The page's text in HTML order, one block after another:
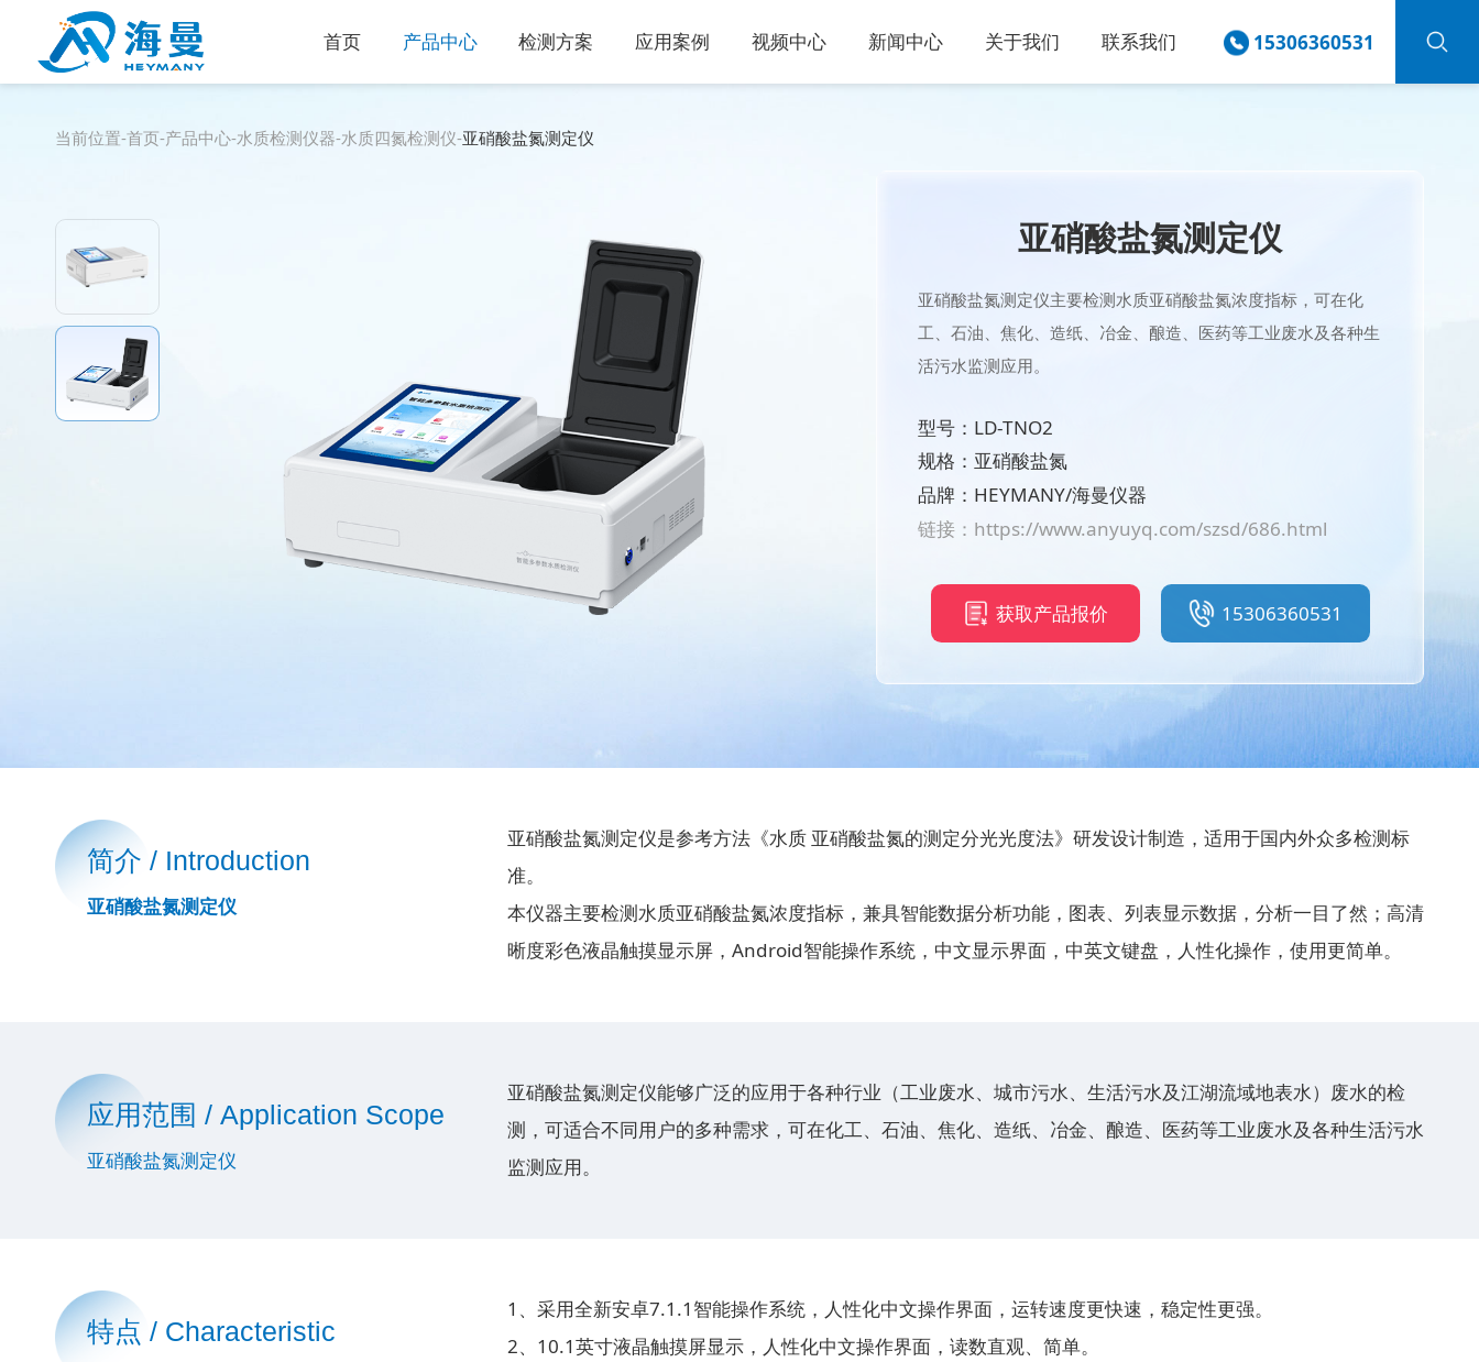
首页 产品中心 检测方案 应用案例 视频中心 新闻中心 关于我们 联系我们 15306360531
当前位置-首页-产品中心-水质检测仪器-水质四氮检测仪-亚硝酸盐氮测定仪
亚硝酸盐氮测定仪
亚硝酸盐氮测定仪主要检测水质亚硝酸盐氮浓度指标，可在化
工、石油、焦化、造纸、冶金、酿造、医药等工业废水及各种生
活污水监测应用。
型号：LD-TNO2
规格：亚硝酸盐氮
品牌：HEYMANY/海曼仪器
链接： https://www.anyuyq.com/szsd/686.html
获取产品报价 15306360531
简介 / Introduction
亚硝酸盐氮测定仪
亚硝酸盐氮测定仪是参考方法《水质 亚硝酸盐氮的测定分光光度法》研发设计制造，适用于国内外众多检测标
准。
本仪器主要检测水质亚硝酸盐氮浓度指标，兼具智能数据分析功能，图表、列表显示数据，分析一目了然；高清
晰度彩色液晶触摸显示屏，Android智能操作系统，中文显示界面，中英文键盘，人性化操作，使用更简单。
应用范围 / Application Scope
亚硝酸盐氮测定仪
亚硝酸盐氮测定仪能够广泛的应用于各种行业（工业废水、城市污水、生活污水及江湖流域地表水）废水的检
测，可适合不同用户的多种需求，可在化工、石油、焦化、造纸、冶金、酿造、医药等工业废水及各种生活污水
监测应用。
特点 / Characteristic
1、采用全新安卓7.1.1智能操作系统，人性化中文操作界面，运转速度更快速，稳定性更强。
2、10.1英寸液晶触摸屏显示，人性化中文操作界面，读数直观、简单。